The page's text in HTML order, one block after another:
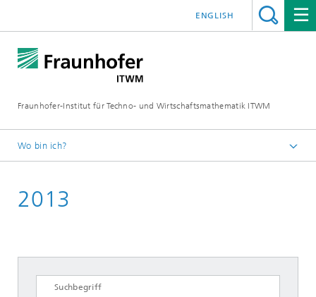
Fraunhofer-Institut für Techno- und Wirtschaftsmathematik ITWM
ENGLISH
Wo bin ich?
Messen|Veranstaltungen
2013